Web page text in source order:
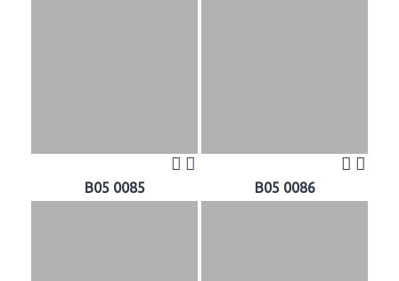
B05 0085 B05 0086